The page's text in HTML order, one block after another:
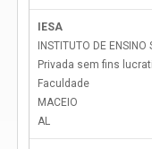
IESA
INSTITUTO DE
Privada sem fins
Faculdade
MACEIO
AL